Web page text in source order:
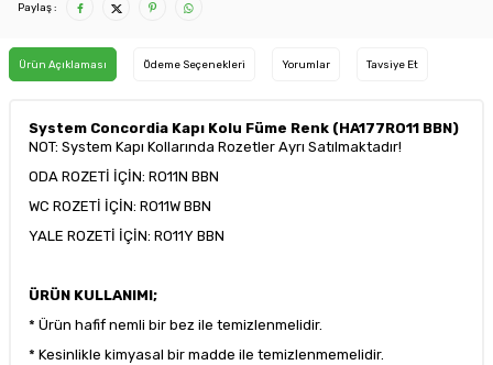
Paylaş :
Ürün Açıklaması Ödeme Seçenekleri Yorumlar Tavsiye Et
System Concordia Kapı Kolu Füme Renk (HA177RO11 BBN)
NOT: System Kapı Kollarında Rozetler Ayrı Satılmaktadır!
ODA ROZETİ İÇİN: RO11N BBN
WC ROZETİ İÇİN: RO11W BBN
YALE ROZETİ İÇİN: RO11Y BBN
ÜRÜN KULLANIMI;
* Ürün hafif nemli bir bez ile temizlenmelidir.
* Kesinlikle kimyasal bir madde ile temizlenmemelidir.